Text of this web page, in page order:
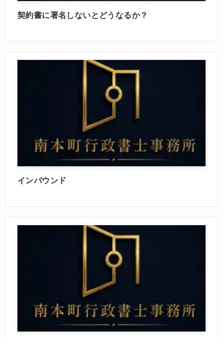
契約書に署名しないとどうなるか？
インバウンド